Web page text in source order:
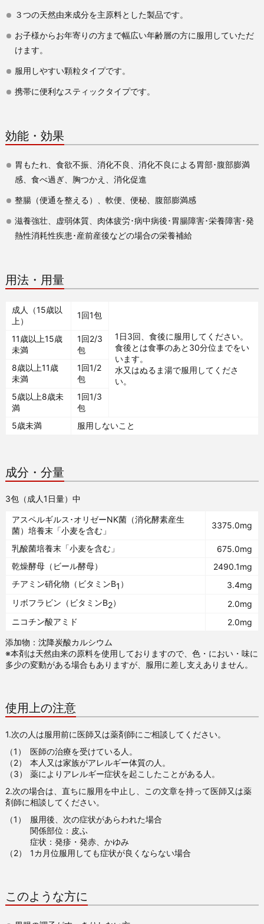
３つの天然由来成分を主原料とした製品です。
お子様からお年寄りの方まで幅広い年齢層の方に服用していただ
けます。
服用しやすい顆粒タイプです。
携帯に便利なスティックタイプです。
効能・効果
胃もたれ、食欲不振、消化不良、消化不良による胃部･腹部膨満
感、食べ過ぎ、胸つかえ、消化促進
整腸（便通を整える）、軟便、便秘、腹部膨満感
滋養強壮、虚弱体質、肉体疲労･病中病後･胃腸障害･栄養障害･発
熱性消耗性疾患･産前産後などの場合の栄養補給
用法・用量
成人（15歳以
上）
1回1包
1日3回、食後に服用してください。
食後とは食事のあと30分位までをい
います。
水又はぬるま湯で服用してくださ
い。
11歳以上15歳
未満
1回2/3
包
8歳以上11歳
未満
1回1/2
包
5歳以上8歳未
満
1回1/3
包
5歳未満
服用しないこと
成分・分量
3包（成人1日量）中
アスペルギルス･オリゼーNK菌（消化酵素産生
菌）培養末「小麦を含む」
3375.0mg
乳酸菌培養末「小麦を含む」
675.0mg
乾燥酵母（ビール酵母）
2490.1mg
チアミン硝化物（ビタミンB1 ）
3.4mg
リボフラビン（ビタミンB2）
2.0mg
ニコチン酸アミド
2.0mg
添加物：沈降炭酸カルシウム
※本剤は天然由来の原料を使用しておりますので、色・におい・味に
多少の変動がある場合もありますが、服用に差し支えありません。
使用上の注意
1.次の人は服用前に医師又は薬剤師にご相談してください。
（1）
医師の治療を受けている人。
（2）
本人又は家族がアレルギー体質の人。
（3）
薬によりアレルギー症状を起こしたことがある人。
2.次の場合は、直ちに服用を中止し、この文章を持って医師又は薬
剤師に相談してください。
（1）
服用後、次の症状があらわれた場合
関係部位：皮ふ
症状：発疹・発赤、かゆみ
（2）
1カ月位服用しても症状が良くならない場合
このような方に